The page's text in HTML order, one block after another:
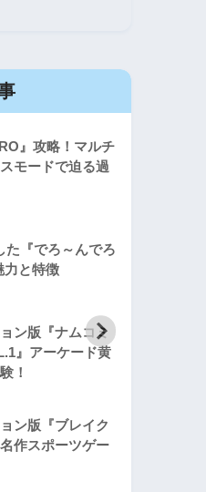
』攻略！マルチ
モードで迫る過
た『でろ～んでろ
力と特徴
ン版『ナムコミ
』アーケード黄
！
ン版『ブレイク
作スポーツゲー